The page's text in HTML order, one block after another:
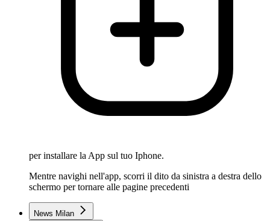
per installare la App sul tuo Iphone.
Mentre navighi nell'app, scorri il dito da sinistra a destra dello
schermo per tornare alle pagine precedenti
News Milan